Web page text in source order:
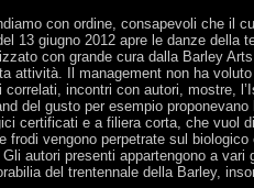
con ordine, consapevoli che il
13 giugno 2012 apre le danze della
con grande cura dalla Barley
attività. Il management non ha
correlati, incontri con autori, mostre,
del gusto per esempio
certificati e a filiera corta, che vuol
frodi vengono perpetrate sul
autori presenti appartengono a
del trentennale della Barley,